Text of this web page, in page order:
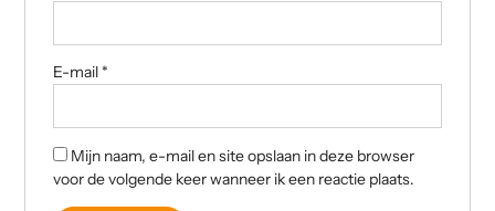
E-mail *
Mijn naam, e-mail en site opslaan in deze browser
voor de volgende keer wanneer ik een reactie plaats.